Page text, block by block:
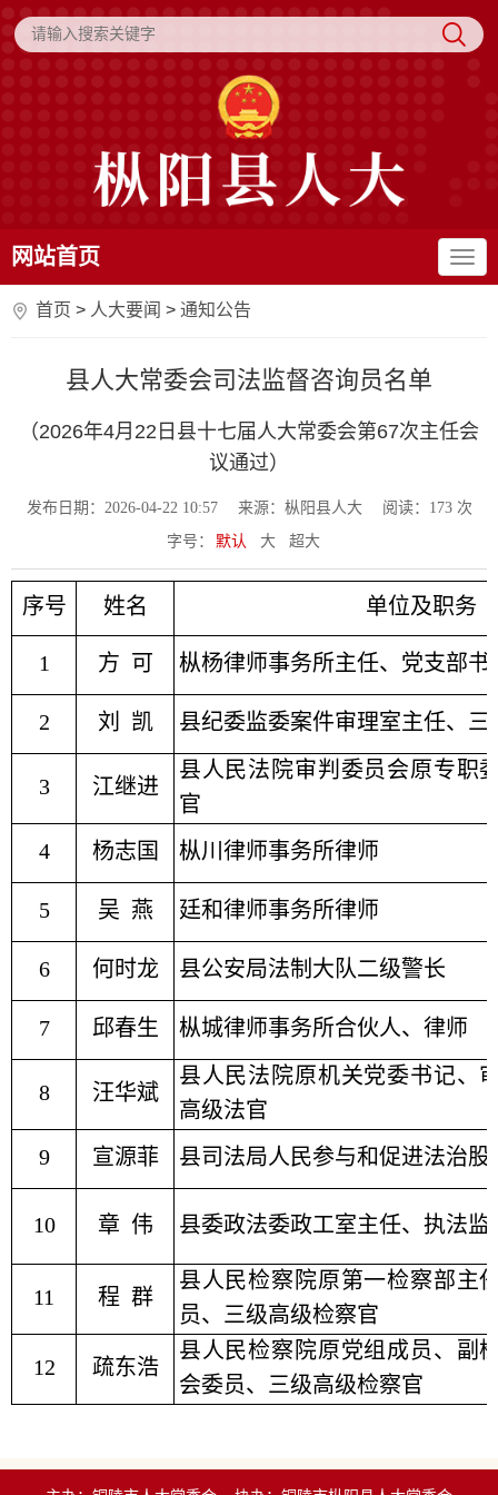
网站首页
首页 > 人大要闻 > 通知公告
县人大常委会司法监督咨询员名单
（2026年4月22日县十七届人大常委会第67次主任会
议通过）
发布日期：2026-04-22 10:57 来源：枞阳县人大 阅读： 173次
字号：
默认 大 超大
序号 姓名 单位及职务
1 方 可 枞杨律师事务所主任、 党支部书
2 刘 凯 县纪委监委案件审理室主任、三
3 江继进
县人民法院审判委员会原专职
官
4
杨志国 枞川律师事务所律师
5 吴 燕 廷和律师事务所律师
6 何时龙 县公安局法制大队二级警长
7 邱春生 枞城律师事务所合伙人、律师
8 汪华斌
县人民法院原机关党委书记、
高级法官
9
宣源菲 县司法局人民参与和促进法治股
10 章 伟 县委政法委政工室主任、执法监
11 程 群
县人民检察院原第一检察部主
员、 三级高级检察官
12 疏东浩
县人民检察院原党组成员、 副
会委员、 三级高级检察官